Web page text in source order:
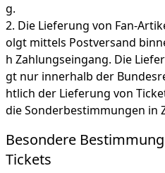
g.
Die Lieferung von Fan-
olgt mittels Postversand
h Zahlungseingang. Die
gt nur innerhalb der
htlich der Lieferung von
die Sonderbestimmungen in
Besondere
Tickets